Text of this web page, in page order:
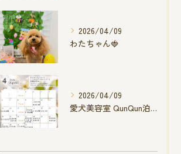
2026/04/09
わたちゃん🍓
2026/04/09
愛犬美容室 QunQun泊店 4月空き状況です